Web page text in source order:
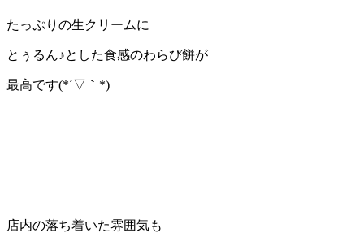
たっぷりの生クリームに
とぅるん♪とした食感のわらび餅が
最高です(*´▽｀*)
店内の落ち着いた雰囲気も